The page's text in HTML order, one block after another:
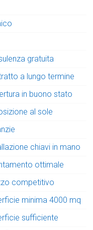
gratuita
a lungo termine
in buono stato
al sole
chiavi in mano
ottimale
competitivo
minima 4000 mq
sufficiente